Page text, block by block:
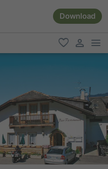
Download
favoriti
user link